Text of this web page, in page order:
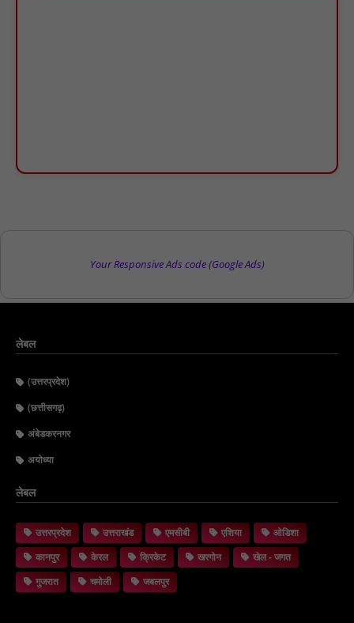
Your Responsive Ads code (Google Ads)
लेबल
(उत्तरप्रदेश)
(छत्तीसगढ़)
अंबेडकरनगर
अयोध्या
लेबल
उत्तरप्रदेश उत्तराखंड एमसीबी एशिया
ओडिशा
कानपुर
केरल क्रिकेट खरगोन
खेल - जगत
गुजरात
चमोली जबलपुर